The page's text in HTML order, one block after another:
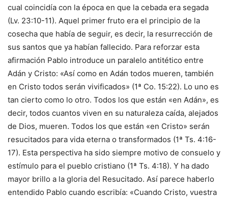
cual coincidía con la época en que la cebada era segada
(Lv. 23:10-11). Aquel primer fruto era el principio de la
cosecha que había de seguir, es decir, la resurrección de
sus santos que ya habían fallecido. Para reforzar esta
afirmación Pablo introduce un paralelo antitético entre
Adán y Cristo: «Así como en Adán todos mueren, también
en Cristo todos serán vivificados» (1ª Co. 15:22). Lo uno es
tan cierto como lo otro. Todos los que están «en Adán», es
decir, todos cuantos viven en su naturaleza caída, alejados
de Dios, mueren. Todos los que están «en Cristo» serán
resucitados para vida eterna o transformados (1ª Ts. 4:16-
17). Esta perspectiva ha sido siempre motivo de consuelo y
estímulo para el pueblo cristiano (1ª Ts. 4:18). Y ha dado
mayor brillo a la gloria del Resucitado. Así parece haberlo
entendido Pablo cuando escribía: «Cuando Cristo, vuestra